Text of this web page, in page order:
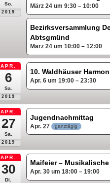
So.
2019
März 24 um 9:30 – 10:00
Bezirksversammlung
Abtsgmünd
März 24 um 10:00 – 12:00
APR.
6
Sa.
2019
10. Waldhäuser
Apr. 6 um 19:00 – 23:30
APR.
27
Sa.
2019
Jugendnachmittag
Apr. 27 ganztägig
APR.
30
Di.
Maifeier –
Apr. 30 um 18:00 – 19:00